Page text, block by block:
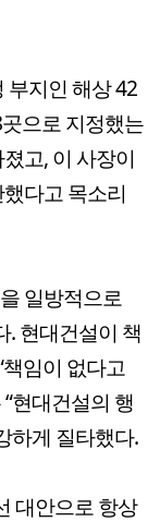
부지인 해상 42
으로 지정했는
고, 이 사장이
다고 목소리
일방적으로
. 현대건설이 책
임이 없다고
현대건설의 행
하게 질타했다.
대안으로 항상